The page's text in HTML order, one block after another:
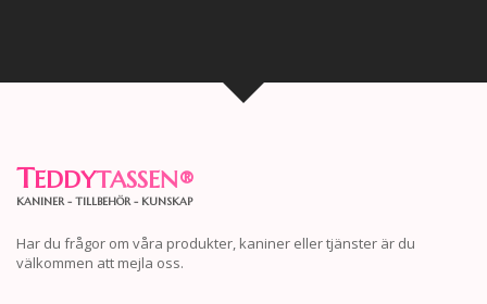
TEDDYTASSEN®
KANINER - TILLBEHÖR - KUNSKAP
Har du frågor om våra produkter, kaniner eller tjänster är du
välkommen att mejla oss.